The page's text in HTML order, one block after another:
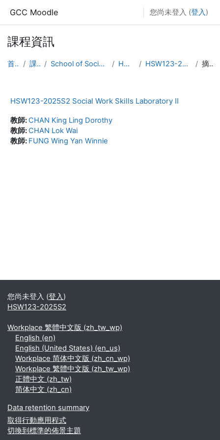
GCC Moodle 您尚未登入 (登入 )
課程資訊
首頁 課程 School of Social Work HDSW HSW123-2025S2 摘要
HSW123-2025S2 Social Work Skills Laboratory II
教師:CHAN King Ling Dorothy
教師:CHAN Lok Wai
教師: FUNG Wing Yan Winnie
您尚未登入 (登入)
HSW123-2025S2
Workplace 繁體中文版 ‎(zh_tw_wp)‎
English ‎(en)‎
English (United States) ‎(en_us)‎
Workplace 简体中文版 ‎(zh_cn_wp)‎
Workplace 繁體中文版 ‎(zh_tw_wp)‎
正體中文 ‎(zh_tw)‎
简体中文 ‎(zh_cn)‎
Data retention summary
取得行動應用程式
切換到標準的佈景主題